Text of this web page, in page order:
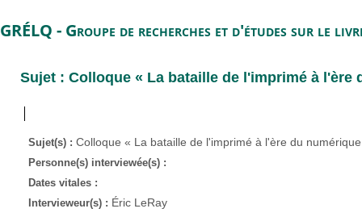
GRÉLQ - Groupe de recherches et d'études sur le
Sujet : Colloque « La bataille de l'imprimé à l'ère
Sujet(s) : Colloque « La bataille de l'imprimé à l'ère du
Personne(s) interviewée(s) :
Dates vitales :
Intervieweur(s) : Éric LeRay